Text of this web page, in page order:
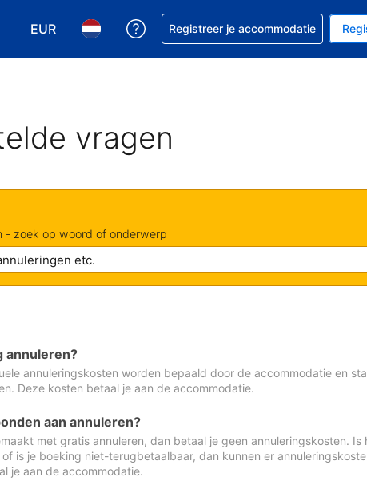
EUR
Kies je valuta. Je huidige valuta is EUR
Kies je taal. Je huidige taal is Nederlands
Krijg hulp bij je reservering
Registreer je accommodatie
vragen
- zoek op woord of onderwerp
annuleren?
annuleringskosten worden bepaald door de accommodatie en
Deze kosten betaal je aan de accommodatie.
aan annuleren?
met gratis annuleren, dan betaal je geen annuleringskosten. Is
is je boeking niet-terugbetaalbaar, dan kunnen er
je aan de accommodatie.